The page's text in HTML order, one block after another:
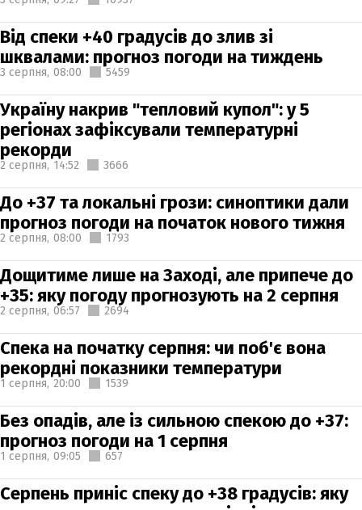
Від спеки +40 градусів до злив зі
шквалами: прогноз погоди на тиждень
3 серпня, 08:00 5459
Україну накрив "тепловий купол": у 5
регіонах зафіксували температурні
рекорди
2 серпня, 14:52 3666
До +37 та локальні грози: синоптики дали
прогноз погоди на початок нового тижня
2 серпня, 08:00 1793
Дощитиме лише на Заході, але припече до
+35: яку погоду прогнозують на 2 серпня
2 серпня, 06:57 2694
Спека на початку серпня: чи поб'є вона
рекордні показники температури
1 серпня, 20:00 1539
Без опадів, але із сильною спекою до +37:
прогноз погоди на 1 серпня
1 серпня, 09:05 657
Серпень приніс спеку до +38 градусів: яку